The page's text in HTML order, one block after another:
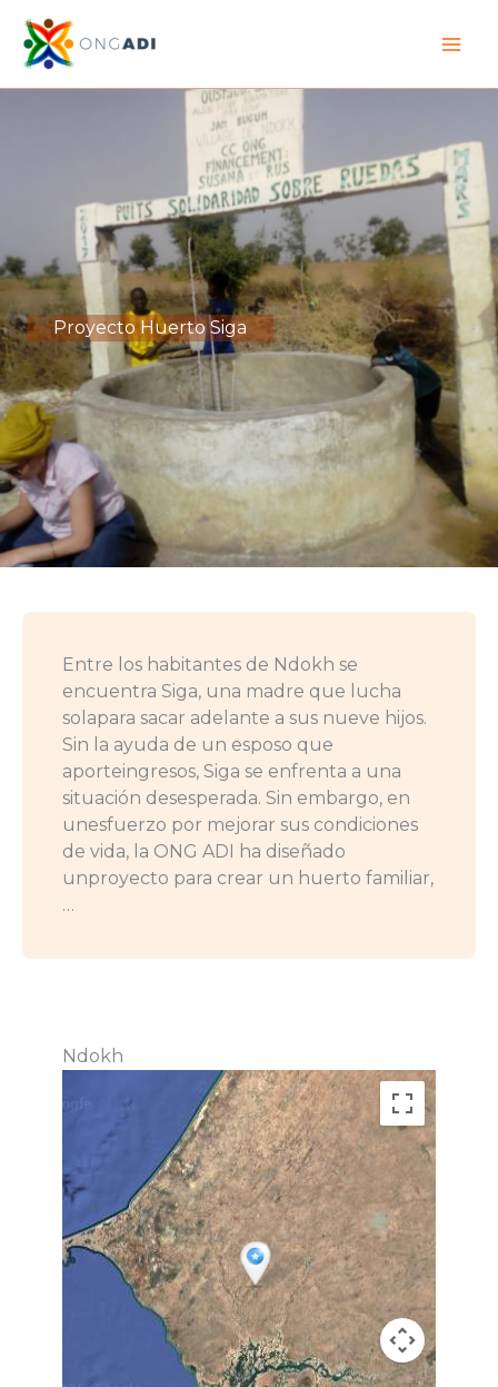
contenido
Proyecto Huerto Siga
Entre los habitantes de Ndokh se
encuentra Siga, una madre que lucha
solapara sacar adelante a sus nueve hijos.
Sin la ayuda de un esposo que
aporteingresos, Siga se enfrenta a una
situación desesperada. Sin embargo, en
unesfuerzo por mejorar sus condiciones
de vida, la ONG ADI ha diseñado
unproyecto para crear un huerto familiar,
…
Ndokh